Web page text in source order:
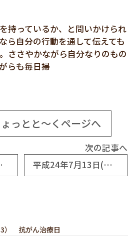
持っているか、と問いかけられ
ら自分の行動を通して伝えても
ささやかながら自分なりのもの
らも毎日掃
っとと～くページへ
講座終了
次の記事へ
平成24年7月13日(No5685) 「感謝祭」の新企画
） 抗がん治療日